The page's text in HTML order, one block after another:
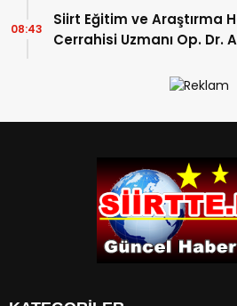
Siirt Eğitim ve Araştırma
Cerrahisi Uzmanı Op. Dr.
Anlamına Gelmez”
08:43